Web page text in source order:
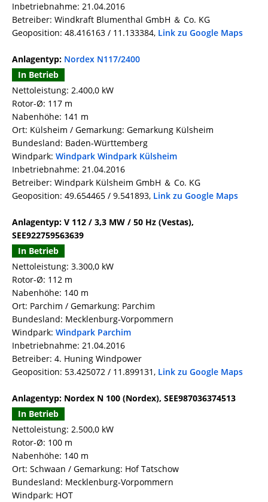
Inbetriebnahme: 21.04.2016
Betreiber: Windkraft Blumenthal GmbH ＆ Co. KG
Geoposition: 48.416163 / 11.133384, Link zu Google Maps
Anlagentyp: Nordex N117/2400
In Betrieb
Nettoleistung: 2.400,0 kW
Rotor-Ø: 117 m
Nabenhöhe: 141 m
Ort: Külsheim / Gemarkung: Gemarkung Külsheim
Bundesland: Baden-Württemberg
Windpark: Windpark Windpark Külsheim
Inbetriebnahme: 21.04.2016
Betreiber: Windpark Külsheim GmbH ＆ Co. KG
Geoposition: 49.654465 / 9.541893, Link zu Google Maps
Anlagentyp: V 112 / 3,3 MW / 50 Hz (Vestas),
SEE922759563639
In Betrieb
Nettoleistung: 3.300,0 kW
Rotor-Ø: 112 m
Nabenhöhe: 140 m
Ort: Parchim / Gemarkung: Parchim
Bundesland: Mecklenburg-Vorpommern
Windpark: Windpark Parchim
Inbetriebnahme: 21.04.2016
Betreiber: 4. Huning Windpower
Geoposition: 53.425072 / 11.899131, Link zu Google Maps
Anlagentyp: Nordex N 100 (Nordex), SEE987036374513
In Betrieb
Nettoleistung: 2.500,0 kW
Rotor-Ø: 100 m
Nabenhöhe: 140 m
Ort: Schwaan / Gemarkung: Hof Tatschow
Bundesland: Mecklenburg-Vorpommern
Windpark: HOT